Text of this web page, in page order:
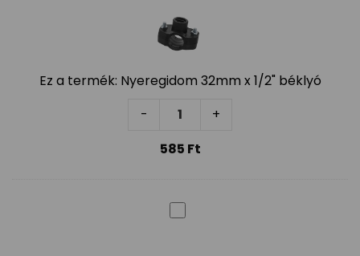
Ez a termék: Nyeregidom 32mm x 1/2" béklyó
-
Nyeregidom 32mm x 1/2"
+
585 Ft